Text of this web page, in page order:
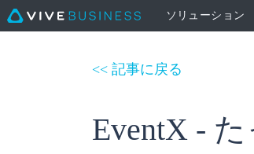
ソリューション
<< 記事に戻る
EventX -